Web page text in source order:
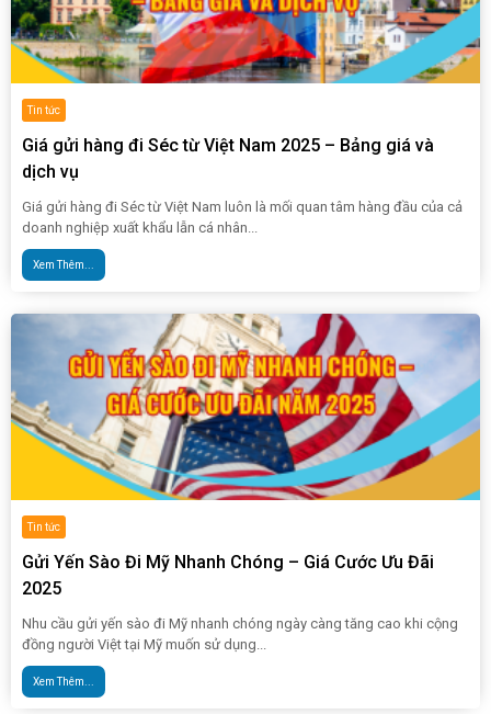
Tin tức
Giá gửi hàng đi Séc từ Việt Nam 2025 – Bảng giá và
dịch vụ
Giá gửi hàng đi Séc từ Việt Nam luôn là mối quan tâm hàng đầu của cả
doanh nghiệp xuất khẩu lẫn cá nhân...
Xem Thêm...
Tin tức
Gửi Yến Sào Đi Mỹ Nhanh Chóng – Giá Cước Ưu Đãi
2025
Nhu cầu gửi yến sào đi Mỹ nhanh chóng ngày càng tăng cao khi cộng
đồng người Việt tại Mỹ muốn sử dụng...
Xem Thêm...